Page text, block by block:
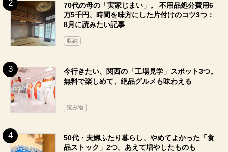
70代の母の「実家じまい」。 不用品処分費用6
万5千円、時間を味方にした片付けのコツ3つ：
8月に読みたい記事
収納
今行きたい、関西の「工場見学」スポット3つ。
無料で楽しめて、絶品グルメも味わえる
読み物
50代・夫婦ふたり暮らし、やめてよかった「食
品ストック」2つ。あえて増やしたものも